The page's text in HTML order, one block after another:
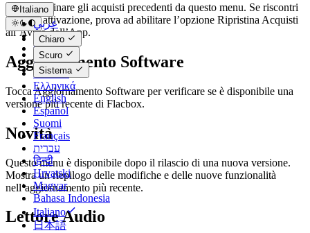
Italiano
عربي
Català
Čeština
Dansk
Deutsch
Ελληνικά
English
Español
Suomi
Français
עברית
हिन्दी
Hrvatski
Magyar
Bahasa Indonesia
Italiano
日本語
Chiaro
Scuro
Sistema
Puoi ripristinare gli acquisti precedenti da questo menu. Se riscontri
errori di attivazione, prova ad abilitare l’opzione Ripristina Acquisti
all’Avvio dell’App.
Aggiornamento Software
Tocca Aggiornamento Software per verificare se è disponibile una
versione più recente di Flacbox.
Novità
Questo menu è disponibile dopo il rilascio di una nuova versione.
Mostra un riepilogo delle modifiche e delle nuove funzionalità
nell’aggiornamento più recente.
Lettore Audio